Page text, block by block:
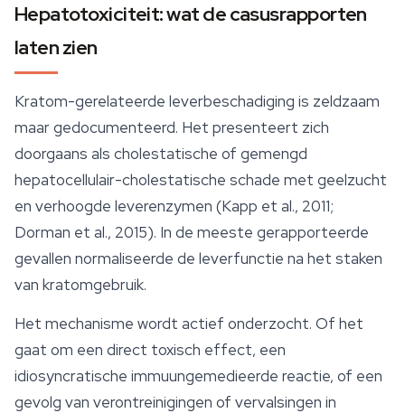
Hepatotoxiciteit: wat de casusrapporten
laten zien
Kratom-gerelateerde leverbeschadiging is zeldzaam
maar gedocumenteerd. Het presenteert zich
doorgaans als cholestatische of gemengd
hepatocellulair-cholestatische schade met geelzucht
en verhoogde leverenzymen (Kapp et al., 2011;
Dorman et al., 2015). In de meeste gerapporteerde
gevallen normaliseerde de leverfunctie na het staken
van kratomgebruik.
Het mechanisme wordt actief onderzocht. Of het
gaat om een direct toxisch effect, een
idiosyncratische immuungemedieerde reactie, of een
gevolg van verontreinigingen of vervalsingen in